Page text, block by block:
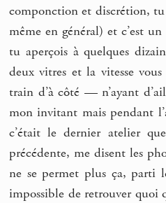
componction et discrétion,
même en général) et c’est
tu aperçois à quelques
deux vitres et la vitesse
train d’à côté — n’ayant
mon invitant mais pendant
c’était le dernier atelier
précédente, me disent les
ne se permet plus ça, parti
impossible de retrouver quoi